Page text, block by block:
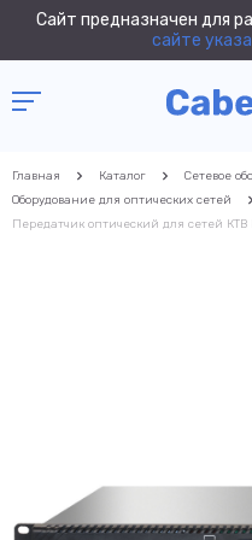
Сайт предназначен для
сайте
Главная Каталог
Сетевое
Оборудование для оптических сетей
Передатчик оптический для сетей КТВ